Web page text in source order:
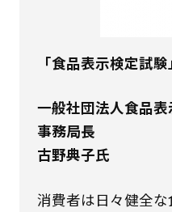
「食品表示検定試験」
一般社団法人食品
事務局長
古野典子氏
消費者は日々健全